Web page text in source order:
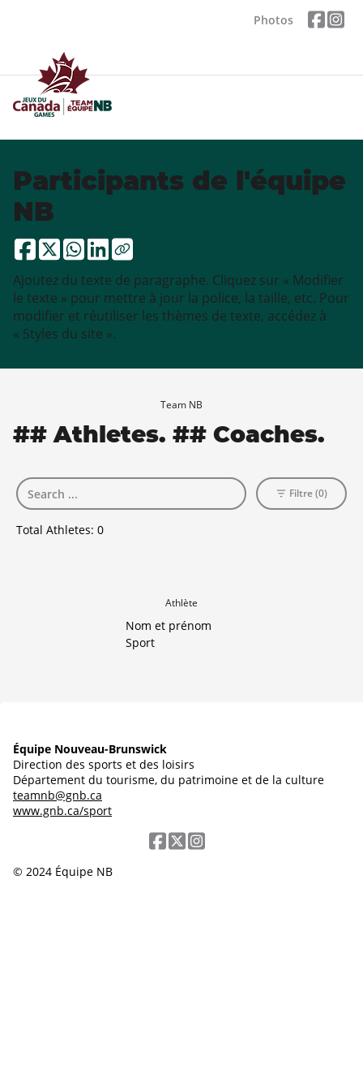
Photos
Participants de l'équipe
NB
Ajoutez du texte de paragraphe. Cliquez sur « Modifier
le texte » pour mettre à jour la police, la taille, etc. Pour
modifier et réutiliser les thèmes de texte, accédez à
« Styles du site ».
Team NB
## Athletes. ## Coaches.
Total Athletes: 0
Filtre (0)
Athlète
Nom et prénom
Sport
Équipe Nouveau-Brunswick
Direction des sports et des loisirs
Département du tourisme, du patrimoine et de la culture
teamnb@gnb.ca
www.gnb.ca/sport
© 2024 Équipe NB